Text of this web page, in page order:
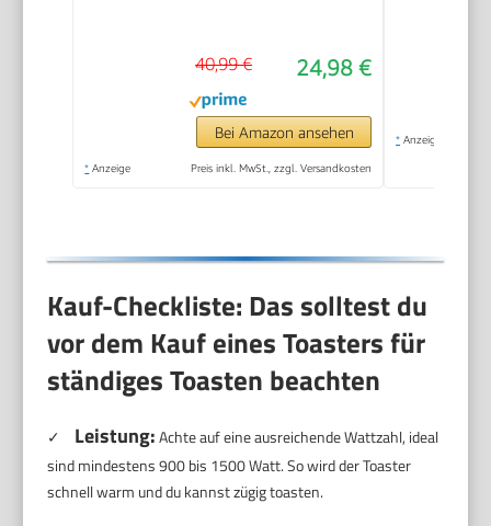
24,98 €
40,99 €
Bei Amazon ansehen
* Anzeige Preis inkl. MwSt., zzgl. Versandkosten
* Anzeige
Kauf-Checkliste: Das solltest du
vor dem Kauf eines Toasters für
ständiges Toasten beachten
✓ Leistung:Achte auf eine ausreichende Wattzahl, ideal
sind mindestens 900 bis 1500 Watt. So wird der Toaster
schnell warm und du kannst zügig toasten.